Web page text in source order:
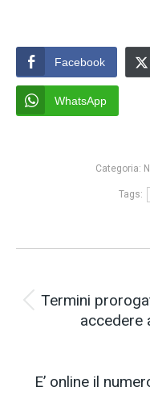
Facebook
WhatsApp
Categoria:
Tags:
Termini
accedere
E’ online il